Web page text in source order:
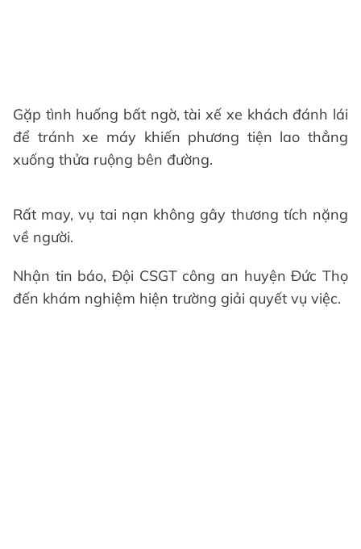
Gặp tình huống bất ngờ, tài xế xe khách đánh lái
để tránh xe máy khiến phương tiện lao thẳng
xuống thửa ruộng bên đường.
Rất may, vụ tai nạn không gây thương tích nặng
về người.
Nhận tin báo, Đội CSGT công an huyện Đức Thọ
đến khám nghiệm hiện trường giải quyết vụ việc.